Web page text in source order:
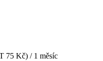
75 Kč) / 1 měsíc